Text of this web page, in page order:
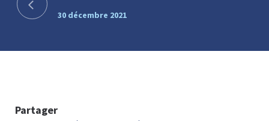
30 décembre 2021
Partager